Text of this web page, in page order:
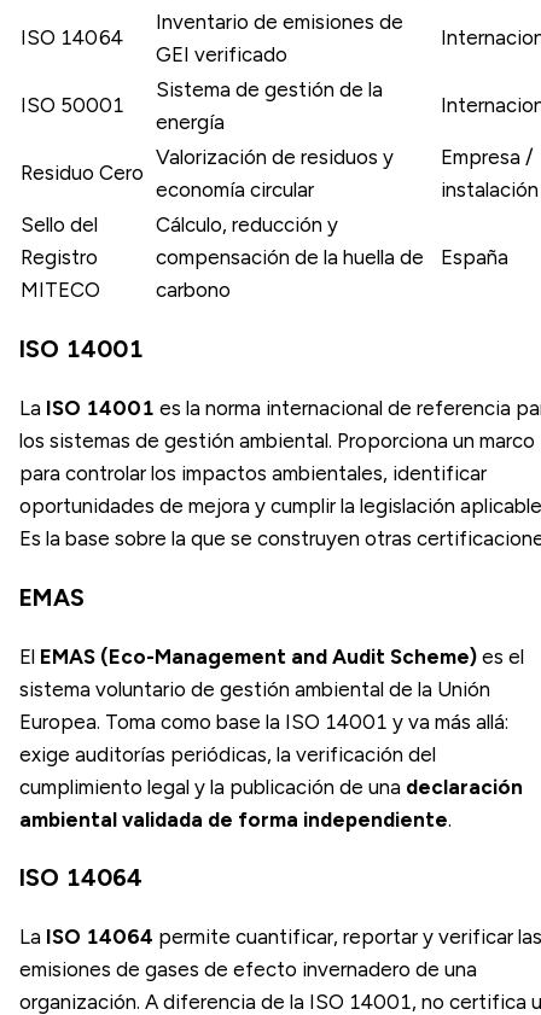
ISO 14064
Inventario de emisiones de
GEI verificado
ISO 50001
Sistema de gestión de la
energía
Residuo Cero
Valorización de residuos y
economía circular
Empresa /
instalación
Sello del
Registro
MITECO
Cálculo, reducción y
compensación de la huella de
carbono
España
ISO 14001
La ISO 14001 es la norma internacional de referencia
los sistemas de gestión ambiental. Proporciona un marco
para controlar los impactos ambientales, identificar
oportunidades de mejora y cumplir la legislación
Es la base sobre la que se construyen otras
EMAS
El EMAS (Eco-Management and Audit Scheme) es el
sistema voluntario de gestión ambiental de la Unión
Europea. Toma como base la ISO 14001 y va más allá:
exige auditorías periódicas, la verificación del
cumplimiento legal y la publicación de una declaración
ambiental validada de forma independiente.
ISO 14064
La ISO 14064 permite cuantificar, reportar y verificar las
emisiones de gases de efecto invernadero de una
organización. A diferencia de la ISO 14001, no certifica